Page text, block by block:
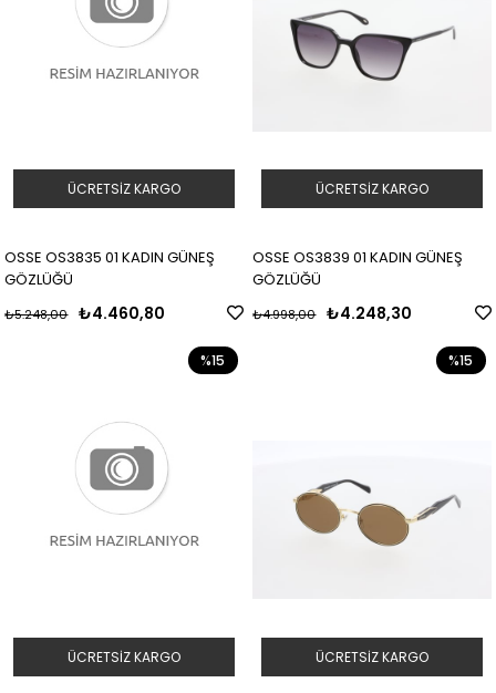
OSSE OS3835 01 KADIN GÜNEŞ
GÖZLÜĞÜ
₺4.460,80
₺5.248,00
ÜCRETSIZ KARGO
OSSE OS3839 01 KADIN GÜNEŞ
GÖZLÜĞÜ
₺4.248,30
₺4.998,00
ÜCRETSIZ KARGO
%15
ÜCRETSIZ KARGO
%15
ÜCRETSIZ KARGO